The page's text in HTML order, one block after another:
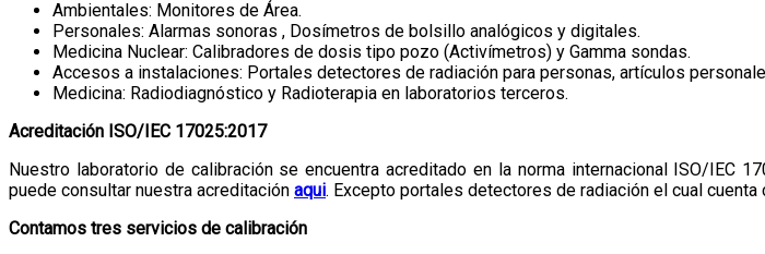
Ambientales: Monitores de Área.
Personales: Alarmas sonoras , Dosímetros de bolsillo analógicos y digitales.
Medicina Nuclear: Calibradores de dosis tipo pozo (Activímetros) y Gamma sondas.
Accesos a instalaciones: Portales detectores de radiación para personas, artículos
Medicina: Radiodiagnóstico y Radioterapia en laboratorios terceros.
Acreditación ISO/IEC 17025:2017
Nuestro laboratorio de calibración se encuentra acreditado en la norma internacional ISO/IEC
puede consultar nuestra acreditación aqui. Excepto portales detectores de radiación el cual cuenta
Contamos tres servicios de calibración